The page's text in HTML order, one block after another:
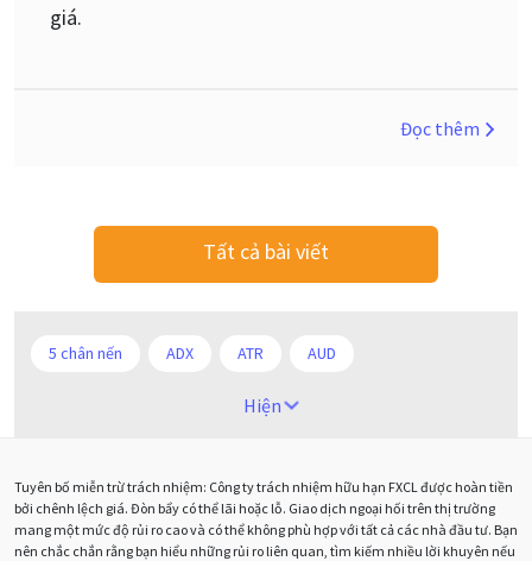
giá.
Đọc thêm
Tất cả bài viết
5 chân nến ADX ATR AUD
Android
Bảng Anh Bảng lương phi nông nghiệp CAD
CHF COVI-19 COVID-19 CPI Charles Dow
Hiện
Tuyên bố miễn trừ trách nhiệm: Công ty trách nhiệm hữu hạn FXCL được hoàn tiền
bởi chênh lệch giá. Đòn bẩy có thể lãi hoặc lỗ. Giao dịch ngoại hối trên thị trường
mang một mức độ rủi ro cao và có thể không phù hợp với tất cả các nhà đầu tư. Bạn
nên chắc chắn rằng bạn hiểu những rủi ro liên quan, tìm kiếm nhiều lời khuyên nếu